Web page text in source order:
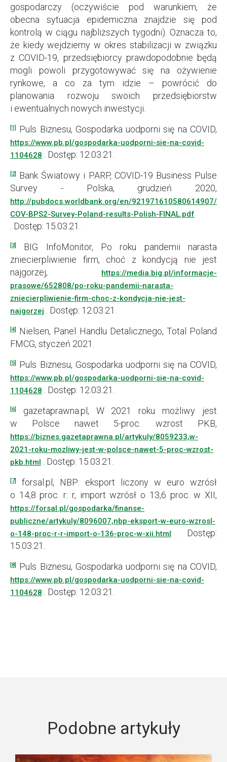
gospodarczy (oczywiście pod warunkiem, że
obecna sytuacja epidemiczna znajdzie się pod
kontrolą w ciągu najbliższych tygodni). Oznacza to,
że kiedy wejdziemy w okres stabilizacji w związku
z COVID-19, przedsiębiorcy prawdopodobnie będą
mogli powoli przygotowywać się na ożywienie
rynkowe, a co za tym idzie – powrócić do
planowania rozwoju swoich przedsiębiorstw
i ewentualnych nowych inwestycji.
[1] Puls Biznesu, Gospodarka uodporni się na COVID,
https://www.pb.pl/gospodarka-uodporni-sie-na-covid-
1104628
. Dostęp: 12.03.21.
[2]
Bank Światowy i PARP, COVID-19 Business Pulse
Survey - Polska, grudzień 2020,
http://pubdocs.worldbank.org/en/921971610580614907/
COV-BPS2-Survey-Poland-results-Polish-FINAL.pdf
. Dostęp: 15.03.21.
[3]
BIG InfoMonitor, Po roku pandemii narasta
zniecierpliwienie firm, choć z kondycją nie jest
najgorzej,
https://media.big.pl/informacje-
prasowe/652808/po-roku-pandemii-narasta-
zniecierpliwienie-firm-choc-z-kondycja-nie-jest-
najgorzej
. Dostęp: 12.03.21.
[4]
Nielsen, Panel Handlu Detalicznego, Total Poland
FMCG, styczeń 2021.
[5] Puls Biznesu, Gospodarka uodporni się na COVID,
https://www.pb.pl/gospodarka-uodporni-sie-na-covid-
1104628
. Dostęp: 12.03.21.
[6]
gazetaprawna.pl, W 2021 roku możliwy jest
w Polsce nawet 5-proc. wzrost PKB,
https://biznes.gazetaprawna.pl/artykuly/8059233,w-
2021-roku-mozliwy-jest-w-polsce-nawet-5-proc-wzrost-
pkb.html
. Dostęp: 15.03.21.
[7]
forsal.pl, NBP: eksport liczony w euro wzrósł
o 14,8 proc. r: r, import wzrósł o 13,6 proc. w XII,
https://forsal.pl/gospodarka/finanse-
publiczne/artykuly/8096007,nbp-eksport-w-euro-wzrosl-
o-148-proc-r-r-import-o-136-proc-w-xii.html
. Dostęp:
15.03.21.
[8] Puls Biznesu, Gospodarka uodporni się na COVID,
https://www.pb.pl/gospodarka-uodporni-sie-na-covid-
1104628
. Dostęp: 12.03.21.
Podobne artykuły